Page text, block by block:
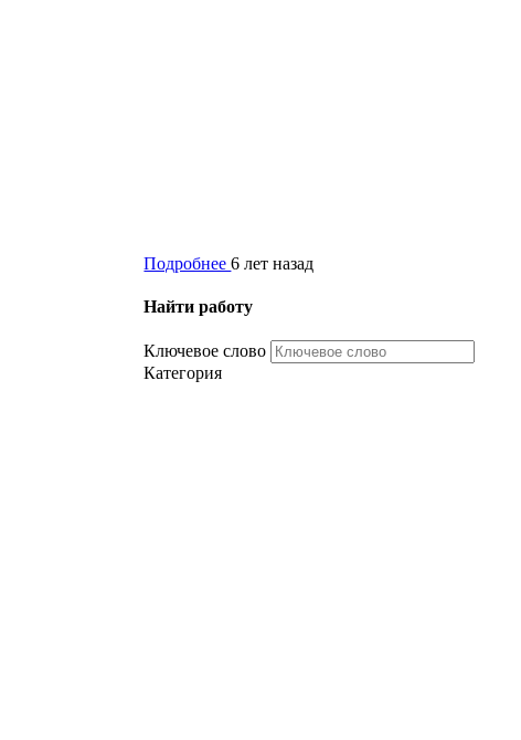
Подробнее6 лет назад
Найти работу
Ключевое слово
Категория